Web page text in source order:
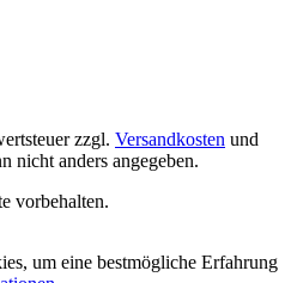
zzgl. Versandkosten und
nicht anders angegeben.
vorbehalten.
um eine bestmögliche Erfahrung